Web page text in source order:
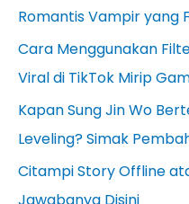
Romantis Vampir yang
Cara Menggunakan
Viral di TikTok Mirip
Kapan Sung Jin Wo
Leveling? Simak
Citampi Story Offline